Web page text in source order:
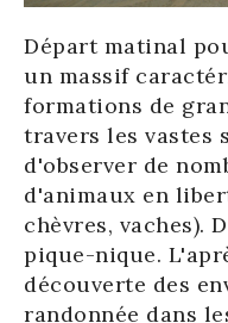
Départ matinal
un massif
formations de
travers les vastes
d'observer de
d'animaux en
chèvres, vaches).
pique-nique.
découverte des
randonnée dans